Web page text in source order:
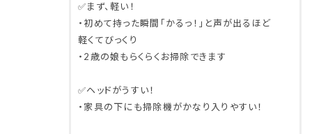
✅まず、軽い！
・初めて持った瞬間「かるっ！」と声が出るほど
軽くてびっくり
・2歳の娘もらくらくお掃除できます
✅ヘッドがうすい！
・家具の下にも掃除機がかなり入りやすい！